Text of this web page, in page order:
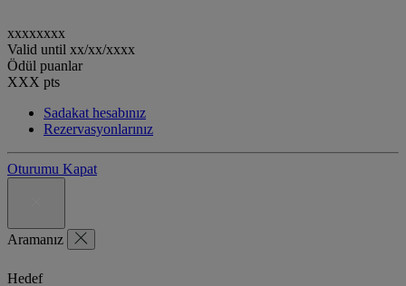
xxxxxxxx
Valid until xx/xx/xxxx
Ödül puanlar
XXX pts
Sadakat hesabınız
Rezervasyonlarınız
Oturumu Kapat
Aramanız
Hedef